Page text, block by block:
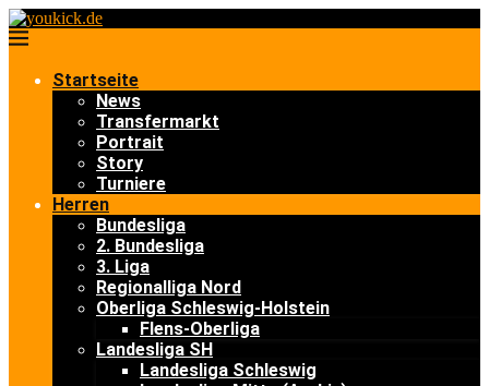
Startseite
News
Transfermarkt
Portrait
Story
Turniere
Herren
Bundesliga
2. Bundesliga
3. Liga
Regionalliga Nord
Oberliga Schleswig-Holstein
Flens-Oberliga
Landesliga SH
Landesliga Schleswig